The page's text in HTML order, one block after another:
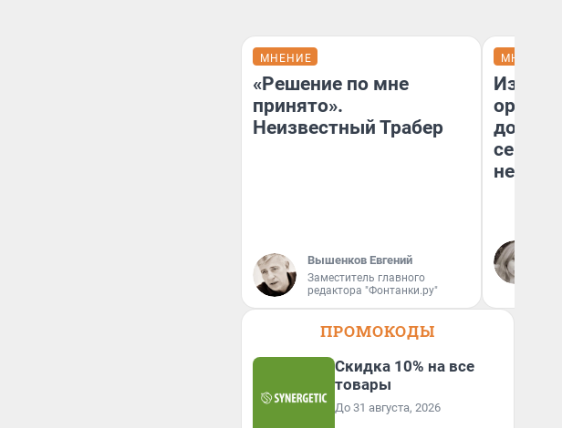
МНЕНИЕ
«Решение по мне
принято».
Неизвестный Трабер
Вышенков Евгений
Заместитель главного
редактора "Фонтанки.ру"
МНЕНИЕ
сейчас
ПРОМОКОДЫ
Скидка 10% на все
товары
До 31 августа, 2026